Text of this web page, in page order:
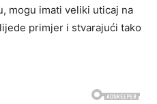
mogu imati veliki uticaj na
primjer i stvarajući tako